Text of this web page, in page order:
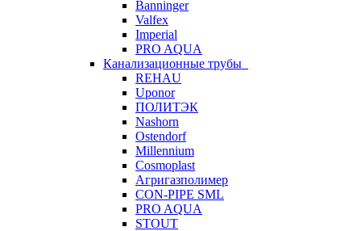
Banninger
Valfex
Imperial
PRO AQUA
Канализационные трубы
REHAU
Uponor
ПОЛИТЭК
Nashorn
Ostendorf
Millennium
Cosmoplast
Агригазполимер
CON-PIPE SML
PRO AQUA
STOUT